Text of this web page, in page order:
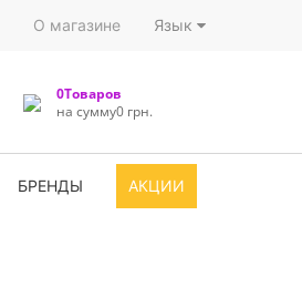
О магазине Язык
0Товаров
на сумму0 грн.
БРЕНДЫ АКЦИИ